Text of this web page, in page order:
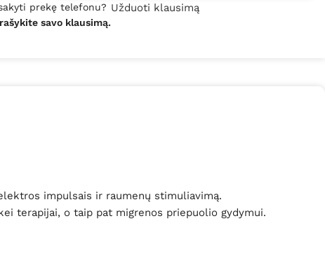
prekę telefonu?
savo klausimą.
Užduoti klausimą
impulsais ir raumenų stimuliavimą.
terapijai, o taip pat migrenos priepuolio gydymui.